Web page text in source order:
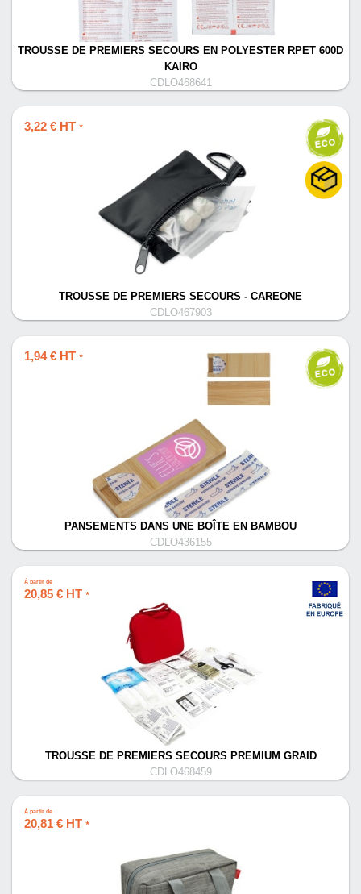
TROUSSE DE PREMIERS SECOURS EN POLYESTER RPET 600D
KAIRO
CDLO468641
3,22 € HT *
TROUSSE DE PREMIERS SECOURS - CAREONE
CDLO467903
1,94 € HT *
PANSEMENTS DANS UNE BOÎTE EN BAMBOU
CDLO436155
À partir de
20,85 € HT *
TROUSSE DE PREMIERS SECOURS PREMIUM GRAID
CDLO468459
À partir de
20,81 € HT *